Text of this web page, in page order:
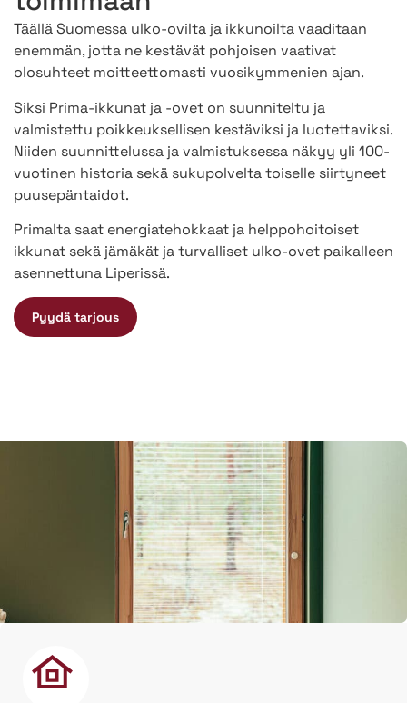
Täällä Suomessa ulko-ovilta ja ikkunoilta vaaditaan
enemmän, jotta ne kestävät pohjoisen vaativat
olosuhteet moitteettomasti vuosikymmenien ajan.
Siksi Prima-ikkunat ja -ovet on suunniteltu ja
valmistettu poikkeuksellisen kestäviksi ja luotettaviksi.
Niiden suunnittelussa ja valmistuksessa näkyy yli 100-
vuotinen historia sekä sukupolvelta toiselle siirtyneet
puusepäntaidot.
Primalta saat energiatehokkaat ja helppohoitoiset
ikkunat sekä jämäkät ja turvalliset ulko-ovet paikalleen
asennettuna Liperissä.
Pyydä tarjous